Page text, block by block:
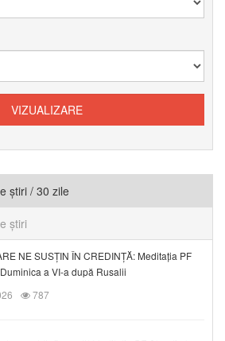
știri / 30 zile
știri
NE SUSȚIN ÎN CREDINȚĂ: Meditația PF
a VI-a după Rusalii
787